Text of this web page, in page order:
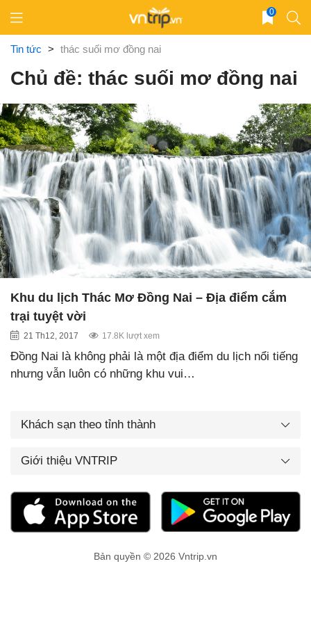
content
0
Tin tức > thác suối mơ đồng nai
Chủ đề: thác suối mơ đồng nai
Khu du lịch Thác Mơ Đồng Nai – Địa điểm cắm
trại tuyệt vời
21 Th12, 2017 17.8K lượt xem
Đồng Nai là không phải là một địa điểm du lịch nổi tiếng
nhưng vẫn luôn có những khu vui…
Khách sạn theo tỉnh thành
Giới thiệu VNTRIP
Bản quyền © 2026 Vntrip.vn